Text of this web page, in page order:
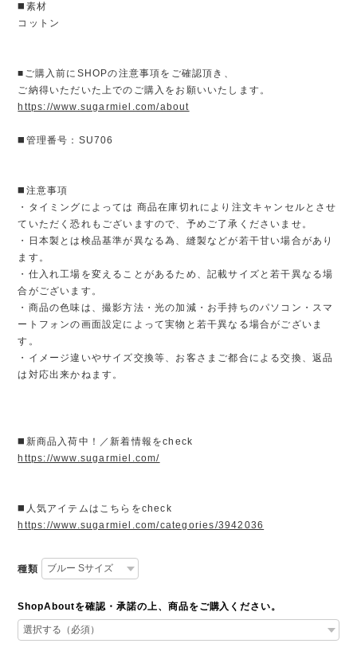
◼️素材
コットン
■ご購入前にSHOPの注意事項をご確認頂き、
ご納得いただいた上でのご購入をお願いいたします。
https://www.sugarmiel.com/about
◼️管理番号：SU706
◼️注意事項
・タイミングによっては 商品在庫切れにより注文キャンセルとさせ
ていただく恐れもございますので、予めご了承くださいませ。
・日本製とは検品基準が異なる為、縫製などが若干甘い場合があり
ます。
・仕入れ工場を変えることがあるため、記載サイズと若干異なる場
合がございます。
・商品の色味は、撮影方法・光の加減・お手持ちのパソコン・スマ
ートフォンの画面設定によって実物と若干異なる場合がございま
す。
・イメージ違いやサイズ交換等、お客さまご都合による交換、返品
は対応出来かねます。
◼️新商品入荷中！／新着情報をcheck
https://www.sugarmiel.com/
◼️人気アイテムはこちらをcheck
https://www.sugarmiel.com/categories/3942036
種類
ShopAboutを確認・承諾の上、商品をご購入ください。